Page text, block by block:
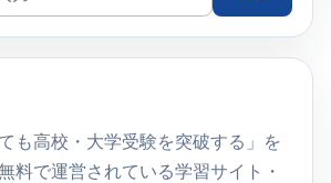
も高校・大学受験を突破する」を
料で運営されている学習サイト・